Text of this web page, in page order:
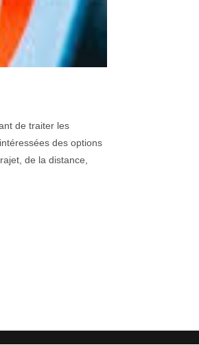
de traiter les
des options
de la distance,